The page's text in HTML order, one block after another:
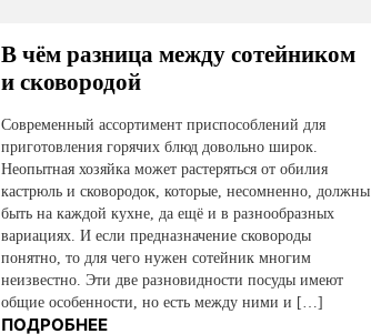
В чём разница между сотейником
и сковородой
Современный ассортимент приспособлений для
приготовления горячих блюд довольно широк.
Неопытная хозяйка может растеряться от обилия
кастрюль и сковородок, которые, несомненно, должны
быть на каждой кухне, да ещё и в разнообразных
вариациях. И если предназначение сковороды
понятно, то для чего нужен сотейник многим
неизвестно. Эти две разновидности посуды имеют
общие особенности, но есть между ними и […]
ПОДРОБНЕЕ